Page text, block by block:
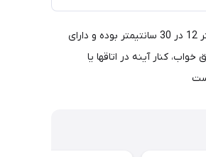
لوستر جدید، لوکس و فوق مدرن آویزی کد MAH_F_116- لوستر فوق مدرن آویزی با تعداد شعله های مختلف قابل سفارش است. این محصول وارداتی است. ابعاد این لوستر 12 در 30 سانتیمتر بوده و دارای
کنار آینه در اتاقها یا